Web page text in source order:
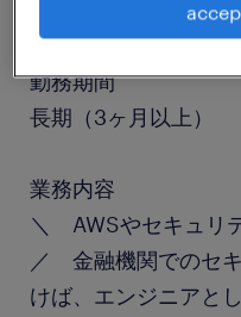
ネットワークエンジ
勤務期間
長期（3ヶ月以上）
業務内容
＼ AWSやセキュリ
／ 金融機関でのセ
けば、エンジニアと